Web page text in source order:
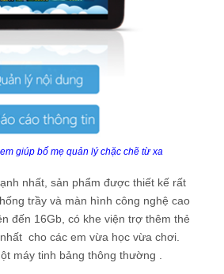
giúp bố mẹ quản lý chặc chẽ từ xa
nhất, sản phẩm được thiết kế rất
trầy và màn hình công nghệ cao
đến 16Gb, có khe viện trợ thêm thẻ
cho các em vừa học vừa chơi.
máy tinh bảng thông thường .